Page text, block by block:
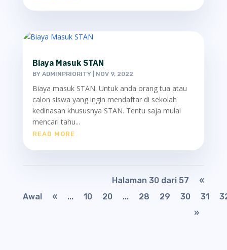
Biaya Masuk STAN
BY ADMINPRIORITY| NOV 9, 2022
Biaya masuk STAN. Untuk anda orang tua atau
calon siswa yang ingin mendaftar di sekolah
kedinasan khususnya STAN. Tentu saja mulai
mencari tahu...
READ MORE
Halaman 30 dari 57
«
Awal
« ... 10 20 ... 28 29 30 31
»